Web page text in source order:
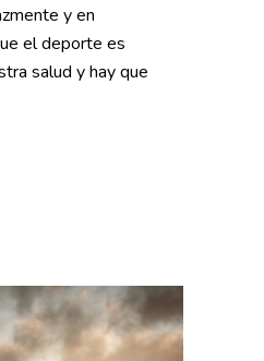
y en
el deporte es
salud y hay que